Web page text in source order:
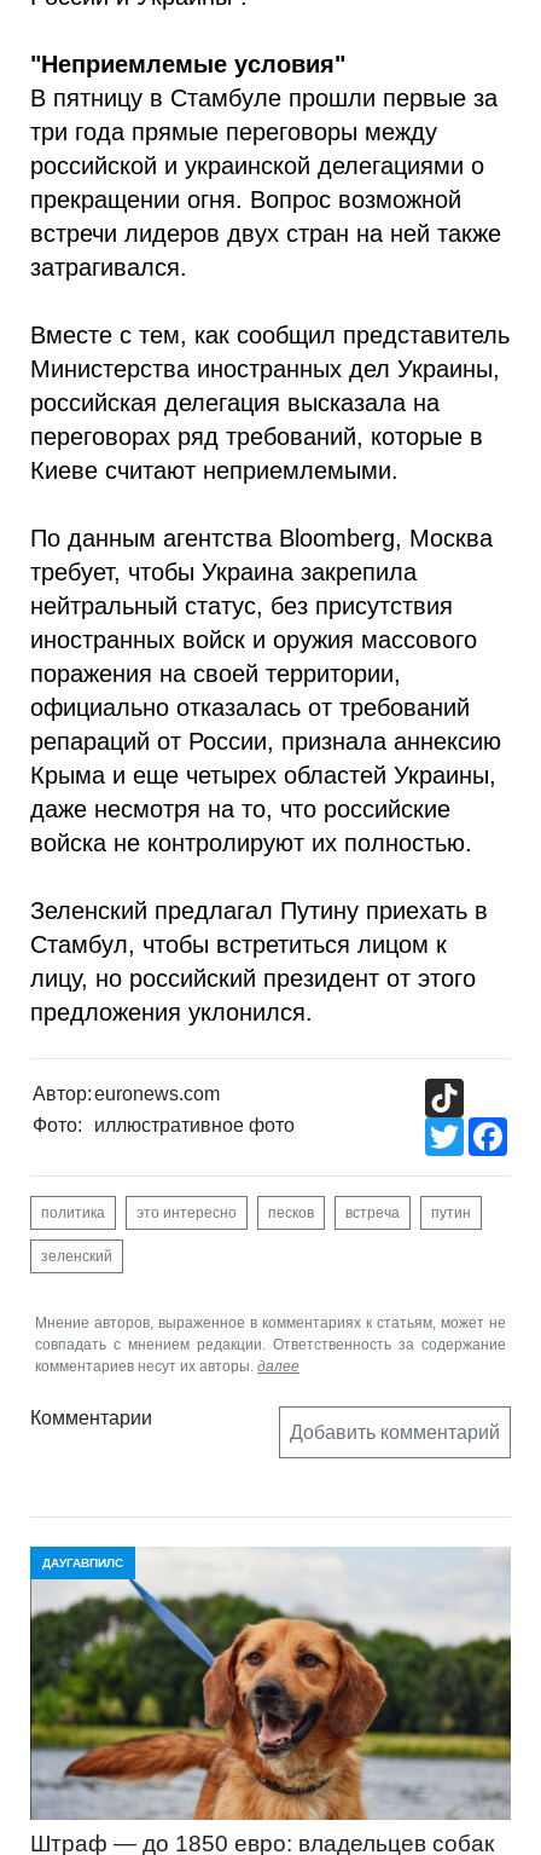
"Неприемлемые условия"
В пятницу в Стамбуле прошли первые за
три года прямые переговоры между
российской и украинской делегациями о
прекращении огня. Вопрос возможной
встречи лидеров двух стран на ней также
затрагивался.
Вместе с тем, как сообщил представитель
Министерства иностранных дел Украины,
российская делегация высказала на
переговорах ряд требований, которые в
Киеве считают неприемлемыми.
По данным агентства Bloomberg, Москва
требует, чтобы Украина закрепила
нейтральный статус, без присутствия
иностранных войск и оружия массового
поражения на своей территории,
официально отказалась от требований
репараций от России, признала аннексию
Крыма и еще четырех областей Украины,
даже несмотря на то, что российские
войска не контролируют их полностью.
Зеленский предлагал Путину приехать в
Стамбул, чтобы встретиться лицом к
лицу, но российский президент от этого
предложения уклонился.
Автор:euronews.com
Фото:
иллюстративное фото
Twitter
политика это интересно песков встреча путин
зеленский
Мнение авторов, выраженное в комментариях к статьям, может не
совпадать с мнением редакции. Ответственность за содержание
комментариев несут их авторы. далее
Комментарии
Добавить комментарий
ДАУГАВПИЛС
Штраф — до 1850 евро: владельцев собак